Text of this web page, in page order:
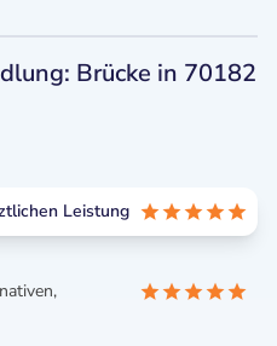
Brücke in 70182
Leistung